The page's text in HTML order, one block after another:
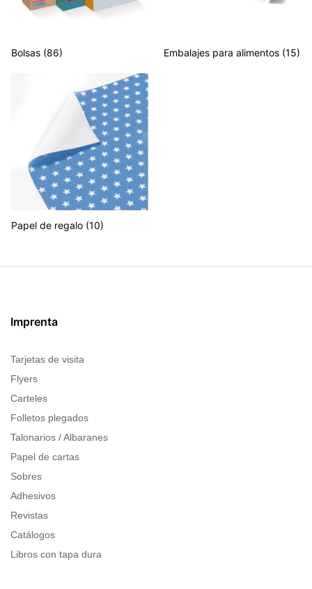
Bolsas (86) Embalajes para alimentos (15)
Papel de regalo (10)
Imprenta
Tarjetas de visita
Flyers
Carteles
Folletos plegados
Talonarios / Albaranes
Papel de cartas
Sobres
Adhesivos
Revistas
Catálogos
Libros con tapa dura